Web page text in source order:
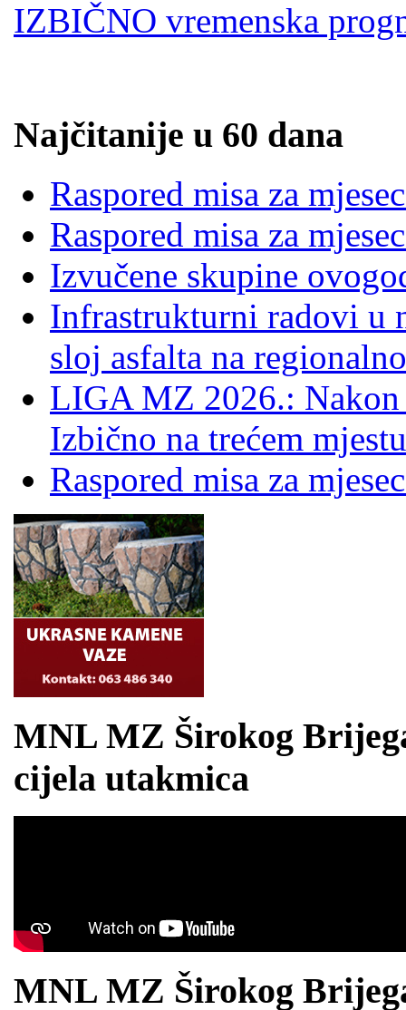
IZBIČNO vremenska
Najčitanije u 60 dana
Raspored misa za
Raspored misa za
Izvučene skupine
Infrastrukturni radovi u
sloj asfalta na
LIGA MZ 2026.: Nakon
Izbično na trećem
Raspored misa za
MNL MZ Širokog
cijela utakmica
MNL MZ Širokog